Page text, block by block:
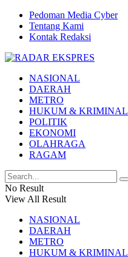
Pedoman Media Cyber
Tentang Kami
Kontak Redaksi
NASIONAL
DAERAH
METRO
HUKUM & KRIMINAL
POLITIK
EKONOMI
OLAHRAGA
RAGAM
No Result
View All Result
NASIONAL
DAERAH
METRO
HUKUM & KRIMINAL